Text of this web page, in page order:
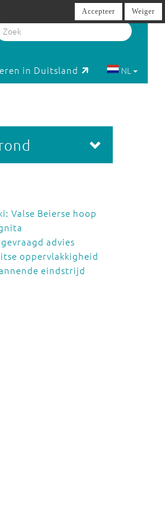
in Duitsland NL
Valse Beierse hoop
advies
oppervlakkigheid
eindstrijd
Accepteer Weiger